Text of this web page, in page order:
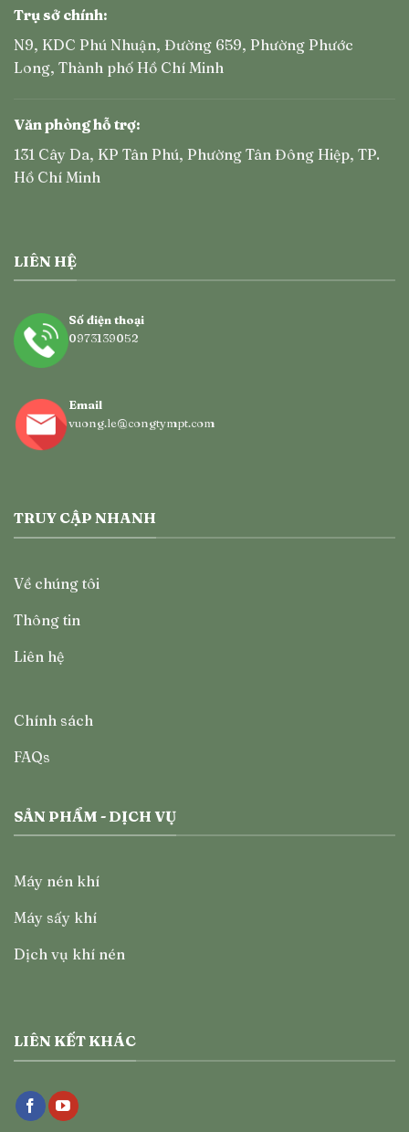
Trụ sở chính:
N9, KDC Phú Nhuận, Đường 659, Phường Phước
Long, Thành phố Hồ Chí Minh
Văn phòng hỗ trợ:
131 Cây Da, KP Tân Phú, Phường Tân Đông Hiệp, TP.
Hồ Chí Minh
LIÊN HỆ
Số điện thoại
0973139052
Email
vuong.le@congtympt.com
TRUY CẬP NHANH
Về chúng tôi
Thông tin
Liên hệ
Chính sách
FAQs
SẢN PHẨM - DỊCH VỤ
Máy nén khí
Máy sấy khí
Dịch vụ khí nén
LIÊN KẾT KHÁC